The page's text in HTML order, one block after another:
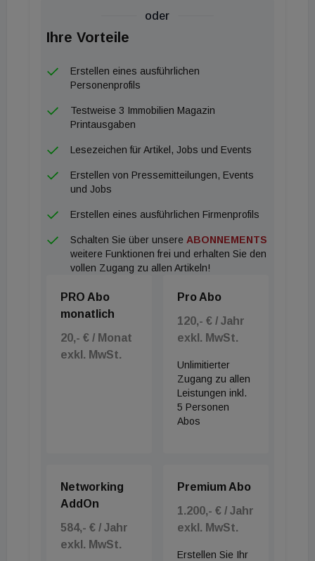
Sotheby’s International Realty einen neuen Hüter
für das geschichtsträchtige Naturparadies.
Kehrtwende der EZB? Zinswende droht
Zinsschock für den Euroraum? Die Europäische
Kehrtwende. Nach fast einem Jahr Pause wird die
voraussichtlich wieder anheben. Grund dafür ist der
anhaltende Energiepreisdruck durch den Iran-
Konflikt, der die Inflation im Euroraum auf 3,2
bei 3,7 Prozent. Experten rechnen mit einer
Erhöhung des Hauptrefinanzierungssatzes um 25
Basispunkte auf 2,4 Prozent, um ein Verfestigen
der Teuerung zu verhindern.
Für Häuslbauer gibt es im Jahr 2026 aber vorerst
Entwarnung: Die Baufinanzierungszinsen haben den
Das waren die Meldungen dieses Morgens. Was
weiter im Tag passiert, lesen Sie ab 14 Uhr auf
immomedien.at.
oder
Ihre Vorteile
Erstellen eines ausführlichen
Personenprofils
Testweise 3 Immobilien Magazin
Printausgaben
Lesezeichen für Artikel, Jobs und Events
Erstellen von Pressemitteilungen, Events
und Jobs
Erstellen eines ausführlichen Firmenprofils
Schalten Sie über unsere ABONNEMENTS
weitere Funktionen frei und erhalten Sie den
vollen Zugang zu allen Artikeln!
PRO Abo
monatlich
20,- € / Monat
exkl. MwSt.
Pro Abo
120,- € / Jahr
exkl. MwSt.
Unlimitierter
Zugang zu allen
Leistungen inkl.
5 Personen
Abos
Networking
AddOn
584,- € / Jahr
exkl. MwSt.
Premium Abo
1.200,- € / Jahr
exkl. MwSt.
Erstellen Sie Ihr